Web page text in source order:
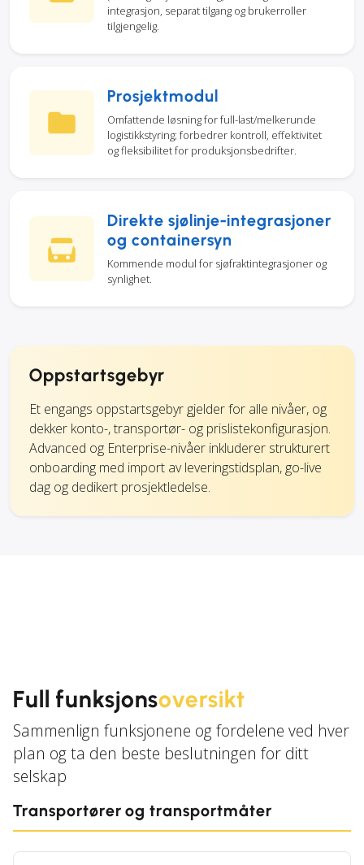
integrasjon, separat tilgang og brukerroller
tilgjengelig.
Prosjektmodul
Omfattende løsning for full-last/melkerunde
logistikkstyring; forbedrer kontroll, effektivitet
og fleksibilitet for produksjonsbedrifter.
Direkte sjølinje-integrasjoner
og containersyn
Kommende modul for sjøfraktintegrasjoner og
synlighet.
Oppstartsgebyr
Et engangs oppstartsgebyr gjelder for alle nivåer, og
dekker konto-, transportør- og prislistekonfigurasjon.
Advanced og Enterprise-nivåer inkluderer strukturert
onboarding med import av leveringstidsplan, go-live
dag og dedikert prosjektledelse.
Full funksjonsoversikt
Sammenlign funksjonene og fordelene ved hver
plan og ta den beste beslutningen for ditt
selskap
Transportører og transportmåter